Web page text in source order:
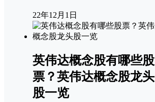
22年12月1日
英伟达概念股有哪些股
票？英伟达概念股龙头
股一览